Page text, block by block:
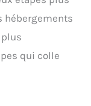
hébergements
qui colle